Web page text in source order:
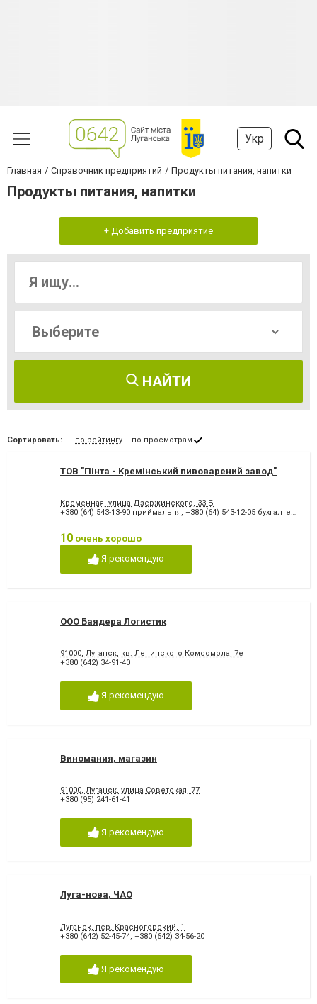
Укр
Главная Справочник предприятий Продукты питания, напитки
Продукты питания, напитки
+ Добавить предприятие
НАЙТИ
Сортировать: по рейтингу по просмотрам
ТОВ "Пінта - Кремінський пивоварений завод"
Кременная, улица Дзержинского, 33-Б
+380 (64) 543-13-90 приймальня, +380 (64) 543-12-05 бухгалтерія
10 очень хорошо
Я рекомендую
ООО Баядера Логистик
91000, Луганск, кв. Ленинского Комсомола, 7е
+380 (642) 34-91-40
Я рекомендую
Виномания, магазин
91000, Луганск, улица Советская, 77
+380 (95) 241-61-41
Я рекомендую
Луга-нова, ЧАО
Луганск, пер. Красногорский, 1
+380 (642) 52-45-74 +380 (642) 34-56-20
Я рекомендую